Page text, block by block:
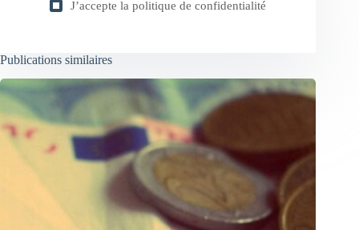
J’accepte la politique de confidentialité
Publications similaires